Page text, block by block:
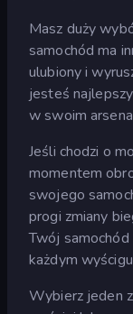
Masz duży
samochód ma
ulubiony i
jesteś
w swoim
Jeśli chodzi o
momentem
swojego
progi zmiany
Twój
każdym
Wybierz jeden